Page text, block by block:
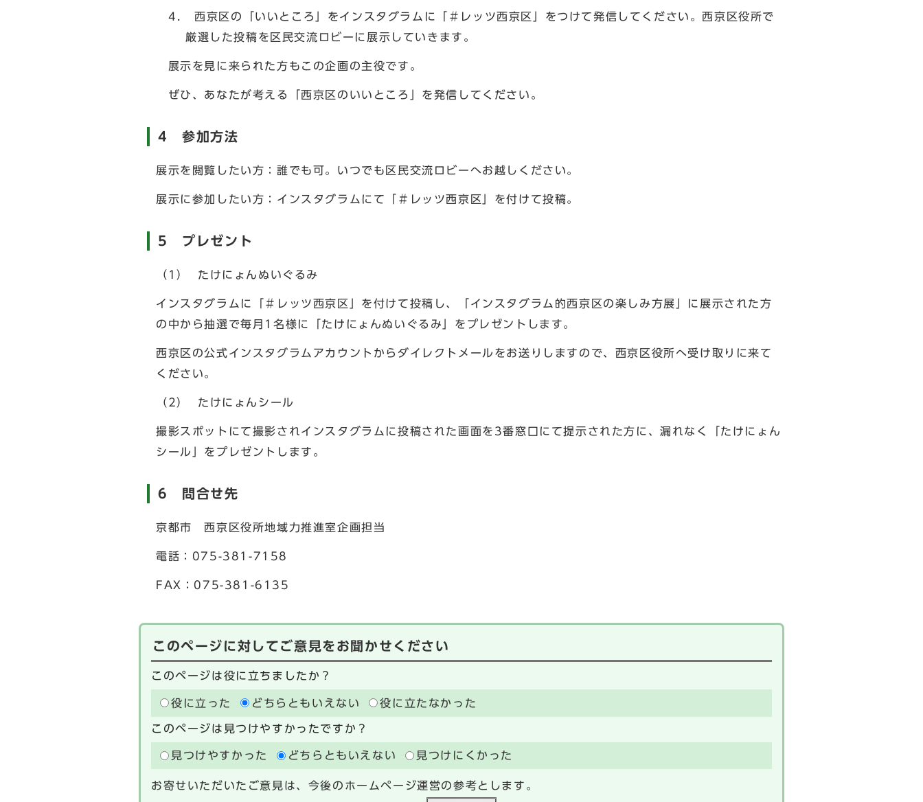
西京区の「いいところ」をインスタグラムに「＃レッツ西京区」をつけて発信してください。西京区役所で
厳選した投稿を区民交流ロビーに展示していきます。
展示を見に来られた方もこの企画の主役です。
ぜひ、あなたが考える「西京区のいいところ」を発信してください。
4 参加方法
展示を閲覧したい方：誰でも可。いつでも区民交流ロビーへお越しください。
展示に参加したい方：インスタグラムにて「＃レッツ西京区」を付けて投稿。
5 プレゼント
（1） たけにょんぬいぐるみ
インスタグラムに「＃レッツ西京区」を付けて投稿し、「インスタグラム的西京区の楽しみ方展」に展示された方
の中から抽選で毎月1名様に「たけにょんぬいぐるみ」をプレゼントします。
西京区の公式インスタグラムアカウントからダイレクトメールをお送りしますので、西京区役所へ受け取りに来て
ください。
（2） たけにょんシール
撮影スポットにて撮影されインスタグラムに投稿された画面を3番窓口にて提示された方に、漏れなく「たけにょん
シール」をプレゼントします。
6 問合せ先
京都市 西京区役所地域力推進室企画担当
電話：075-381-7158
FAX：075-381-6135
このページに対してご意見をお聞かせください
このページは役に立ちましたか？
役に立った どちらともいえない 役に立たなかった
このページは見つけやすかったですか？
見つけやすかった どちらともいえない 見つけにくかった
お寄せいただいたご意見は、今後のホームページ運営の参考とします。